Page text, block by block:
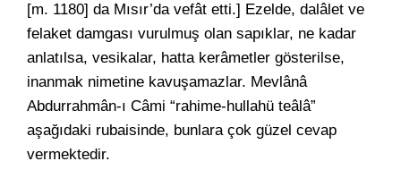
[m. 1180] da Mısır’da vefât etti.] Ezelde, dalâlet ve
felaket damgası vurulmuş olan sapıklar, ne kadar
anlatılsa, vesikalar, hatta kerâmetler gösterilse,
inanmak nimetine kavuşamazlar. Mevlânâ
Abdurrahmân-ı Câmi “rahime-hullahü teâlâ”
aşağıdaki rubaisinde, bunlara çok güzel cevap
vermektedir.